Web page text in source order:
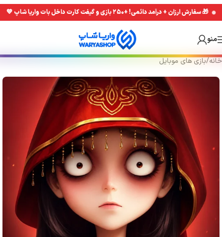
Skip
to
Skip
to
content
🎁 سفارش ارزان + درآمد دائمی! +۲۵۰ بازی و گیفت کارت داخل بات واریا شاپ 💙
منو
خانه/بازی های موبایل